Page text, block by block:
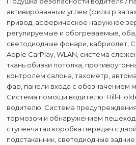
активированным углем (фильтр
привод, асферическое наружное
регулируемые и обогреваемые,
светодиодные фонари, кабриолет,
Apple CarPlay, WLAN, система
ткань обивки потолка,
контролем салона, тахометр,
фар, панели входа с обозначением
Система помощи водителю: Hill-
водителю: Система
тормозом и обнаружением
ступенчатая коробка передач с
подстаканник, светодиодные